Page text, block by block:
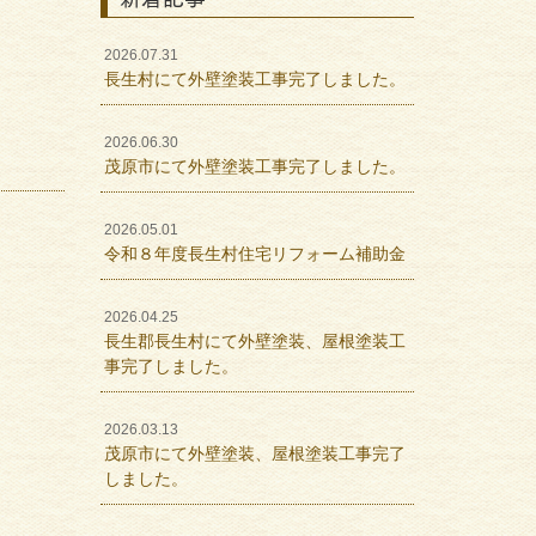
2026.07.31
長生村にて外壁塗装工事完了しました。
2026.06.30
茂原市にて外壁塗装工事完了しました。
2026.05.01
令和８年度長生村住宅リフォーム補助金
2026.04.25
長生郡長生村にて外壁塗装、屋根塗装工
事完了しました。
2026.03.13
茂原市にて外壁塗装、屋根塗装工事完了
しました。